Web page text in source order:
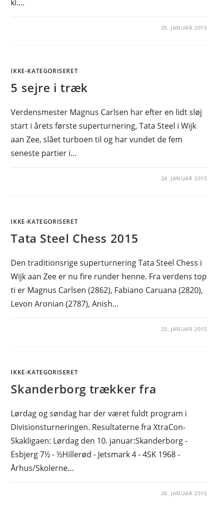
kl.…
25. JANUAR 2015
IKKE-KATEGORISERET
5 sejre i træk
Verdensmester Magnus Carlsen har efter en lidt sløj
start i årets første superturnering, Tata Steel i Wijk
aan Zee, slået turboen til og har vundet de fem
seneste partier i…
24. JANUAR 2015
IKKE-KATEGORISERET
Tata Steel Chess 2015
Den traditionsrige superturnering Tata Steel Chess i
Wijk aan Zee er nu fire runder henne. Fra verdens top
ti er Magnus Carlsen (2862), Fabiano Caruana (2820),
Levon Aronian (2787), Anish…
23. JANUAR 2015
IKKE-KATEGORISERET
Skanderborg trækker fra
Lørdag og søndag har der været fuldt program i
Divisionsturneringen. Resultaterne fra XtraCon-
Skakligaen: Lørdag den 10. januar:Skanderborg -
Esbjerg 7½ - ½Hillerød - Jetsmark 4 - 4SK 1968 -
Århus/Skolerne…
20. JANUAR 2015